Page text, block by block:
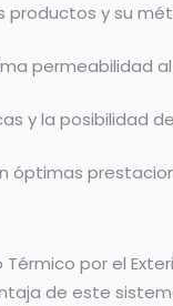
y su
permeabilidad
y la posibilidad
óptimas
Térmico por el
de este